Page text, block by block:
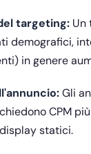
targeting: Un
demografici,
in genere
Gli
CPM
statici.